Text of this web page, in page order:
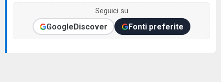
Seguici su
GoogleDiscover Fonti preferite